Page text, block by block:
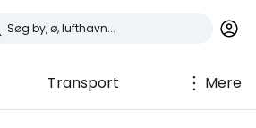
Transport Mere
på Cestee